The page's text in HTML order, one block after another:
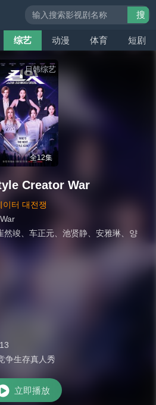
综艺 动漫 体育 短剧
搜
日韩综艺
全12集
Creator War
이터 대전쟁
然竣 车正元 池贤静 安雅琳
양
争生存真人秀
立即播放